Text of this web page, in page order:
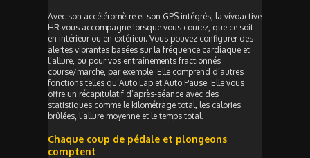
Avec son accéléromètre et son GPS intégrés, la vívoactive
HR vous accompagne lorsque vous courez, que ce soit
en intérieur ou en extérieur. Vous pouvez configurer des
alertes vibrantes basées sur la fréquence cardiaque et
l’allure, ou pour vos entraînements fractionnés
course/marche, par exemple. Elle comprend d’autres
fonctions telles qu’Auto Lap et Auto Pause. Elle vous
offre un récapitulatif d’après-séance avec des
statistiques comme le kilométrage total, les calories
brûlées, l’allure moyenne et le temps total.
Chaque coup de pédale et plongeons
comptent